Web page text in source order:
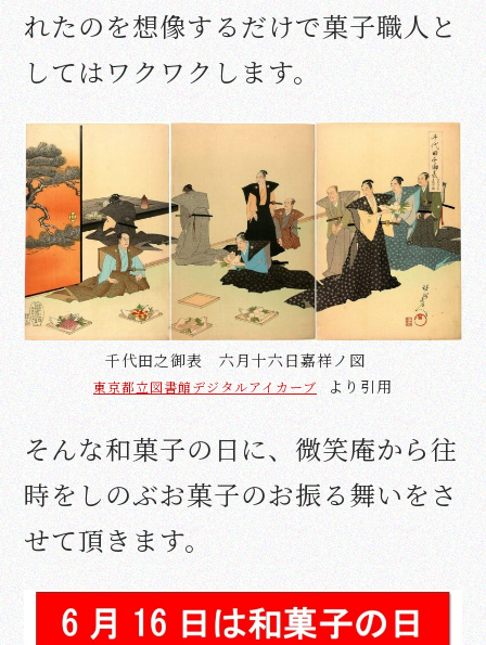
れたのを想像するだけで菓子職人と
してはワクワクします。
千代田之御表 六月十六日嘉祥ノ図
東京都立図書館デジタルアイカーブ より引用
そんな和菓子の日に、微笑庵から往
時をしのぶお菓子のお振る舞いをさ
せて頂きます。